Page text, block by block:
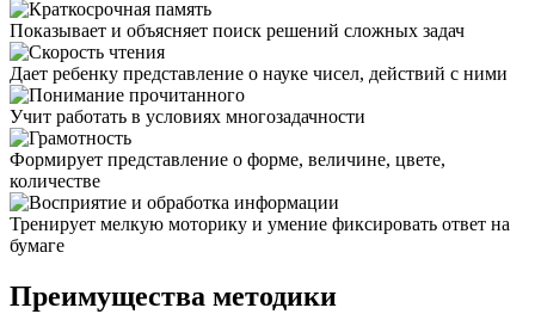
Показывает и объясняет поиск решений сложных задач
Дает ребенку представление о науке чисел, действий с ними
Учит работать в условиях многозадачности
Формирует представление о форме, величине, цвете,
количестве
Тренирует мелкую моторику и умение фиксировать ответ на
бумаге
Преимущества методики